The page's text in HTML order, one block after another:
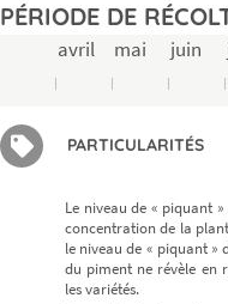
PÉRIODE DE
avril mai juin
PARTICULARITÉS
Le niveau de « piquant
concentration de la
le niveau de « piquant »
du piment ne révèle en
les variétés.